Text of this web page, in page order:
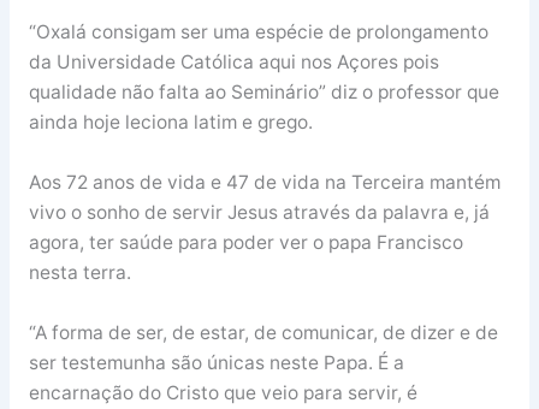
“Oxalá consigam ser uma espécie de prolongamento
da Universidade Católica aqui nos Açores pois
qualidade não falta ao Seminário” diz o professor que
ainda hoje leciona latim e grego.
Aos 72 anos de vida e 47 de vida na Terceira mantém
vivo o sonho de servir Jesus através da palavra e, já
agora, ter saúde para poder ver o papa Francisco
nesta terra.
“A forma de ser, de estar, de comunicar, de dizer e de
ser testemunha são únicas neste Papa. É a
encarnação do Cristo que veio para servir, é